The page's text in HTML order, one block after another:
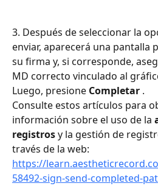
3. Después de seleccionar la
enviar, aparecerá una pantalla
su firma y, si corresponde,
MD correcto vinculado al
Luego, presione Completar .
Consulte estos artículos para
información sobre el uso de la
registros y la gestión de
través de la web:
https://
58492-sign-send-completed-